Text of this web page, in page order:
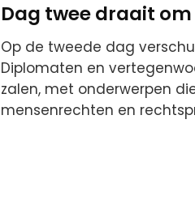
Dag twee draait
Op de tweede dag
Diplomaten en
zalen, met onderwerpen
mensenrechten en